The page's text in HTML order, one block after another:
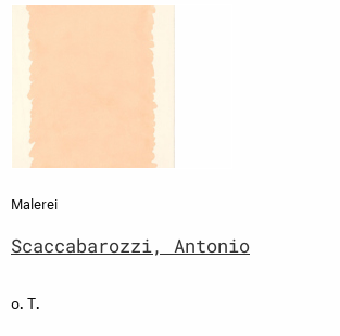
Malerei
Scaccabarozzi, Antonio
o. T.